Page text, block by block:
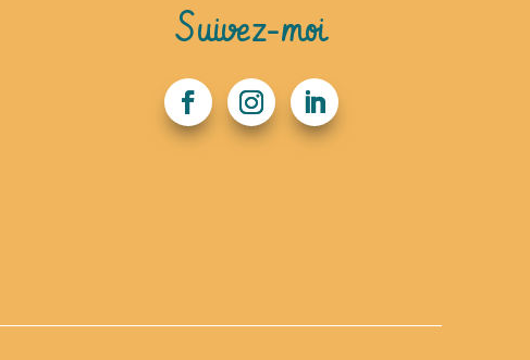
Suivez-moi